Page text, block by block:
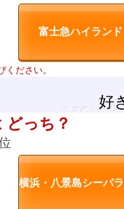
ださい。
好
どっち？